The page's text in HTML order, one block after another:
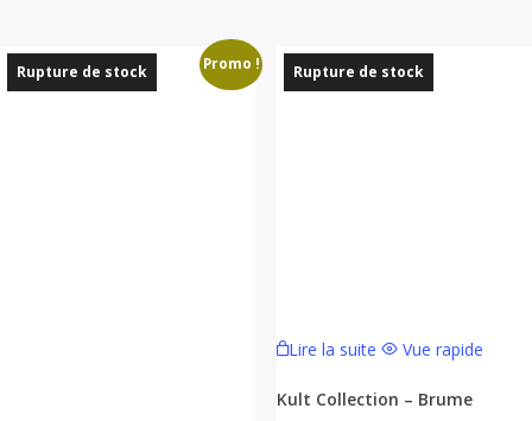
était :
26,00 €.
est :
12,00 €.
Rupture de stock Promo ! Rupture de stock
Lire la suite Vue rapide
Kult Collection – Brume